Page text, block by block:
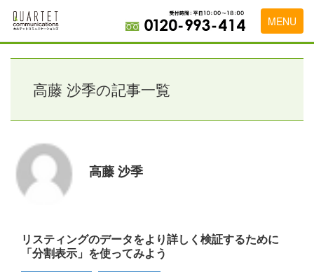
MENU
トップページ
料金表
初めて導入をお考えの方
代理店の乗り換えをお考えの方
広告代理店・HP制作会社様へ
会社概要
高藤 沙季の記事一覧
高藤 沙季
リスティングのデータをより詳しく検証するために
「分割表示」を使ってみよう